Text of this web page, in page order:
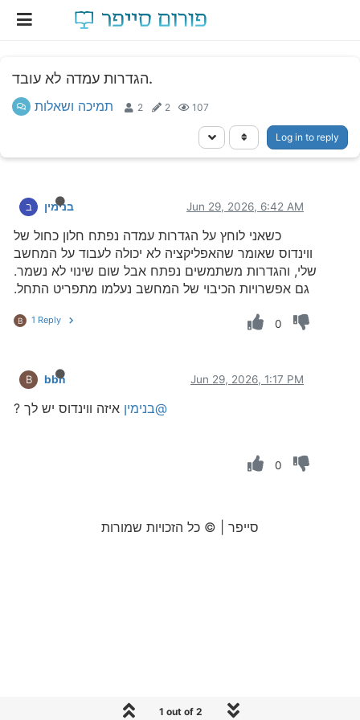
הגדרות עמדה לא עובד.
תמיכה ושאלות 2 2 107
Log in to reply
ב בנימין Jun 29, 2026, 6:42 AM
כשאני לוחץ על הגדרות עמדה נפתח חלון כחול של
ווינדוס שאומר שהאפליקציה לא יכולה לעבוד על המחשב
שלי, והגדרות משתמשים נפתח אבל שום שינוי לא נשמר.
גם אפשרויות הכיבוי של המחשב נעלמו מתפריט התחל.
B 1 Reply 0
B bbn Jun 29, 2026, 1:17 PM
@בנימין איזה ווינדוס יש לך ?
0
1 out of 2
סייפר | © כל הזכויות שמורות